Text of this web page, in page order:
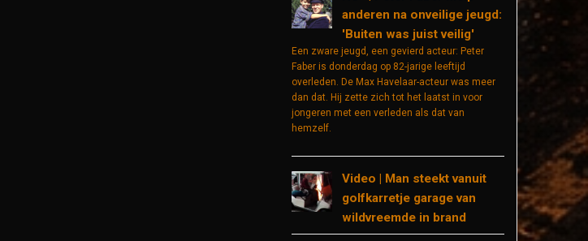
anderen na onveilige jeugd:
'Buiten was juist veilig'
Een zware jeugd, een gevierd acteur: Peter
Faber is donderdag op 82-jarige leeftijd
overleden. De Max Havelaar-acteur was meer
dan dat. Hij zette zich tot het laatst in voor
jongeren met een verleden als dat van
hemzelf.
Video | Man steekt vanuit
golfkarretje garage van
wildvreemde in brand